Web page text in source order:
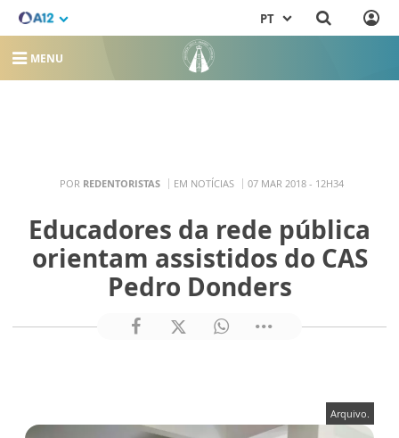
PT
MENU
POR REDENTORISTAS EM NOTÍCIAS 07 MAR 2018 - 12H34
Educadores da rede pública
orientam assistidos do CAS
Pedro Donders
Arquivo.